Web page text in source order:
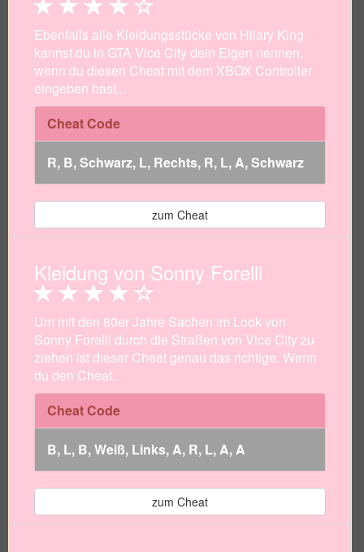
Ebenfalls alle Kleidungsstücke von Hilary King
kannst du in GTA Vice City dein Eigen nennen,
wenn du diesen Cheat mit dem XBOX Controller
eingeben hast...
Cheat Code
R, B, Schwarz, L, Rechts, R, L, A, Schwarz
zum Cheat
Kleidung von Sonny Forelli
Um mit den 80er Jahre Sachen im Look von
Sonny Forelli durch die Straßen von Vice City zu
ziehen ist dieser Cheat genau das richtige. Wenn
du den Cheat..
Cheat Code
B, L, B, Weiß, Links, A, R, L, A, A
zum Cheat